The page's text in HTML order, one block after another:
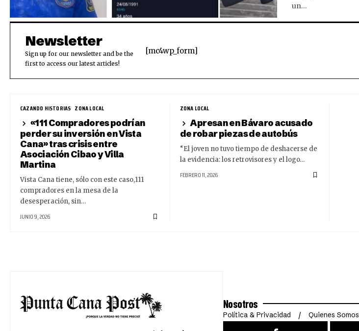
un…
Newsletter
Sign up for our newsletter and be the
first to access our latest articles!
[mc4wp_form]
CAZANDO HISTORIAS ZONA LOCAL
«111 Compradores podrían
perder su inversión en Vista
Cana» tras crisis entre
Asociación Cibao y Villa
Martina
Vista Cana tiene, sólo con este caso,111
compradores en la mesa de la
desesperación, sin…
JUNIO 9, 2026
ZONA LOCAL
Apresan en Bávaro acusado
de robar piezas de autobús
“El joven no tuvo tiempo de deshacerse de
la evidencia: los retrovisores y el logo…
FEBRERO 11, 2026
Nosotros
Política & Privacidad Quienes Somos